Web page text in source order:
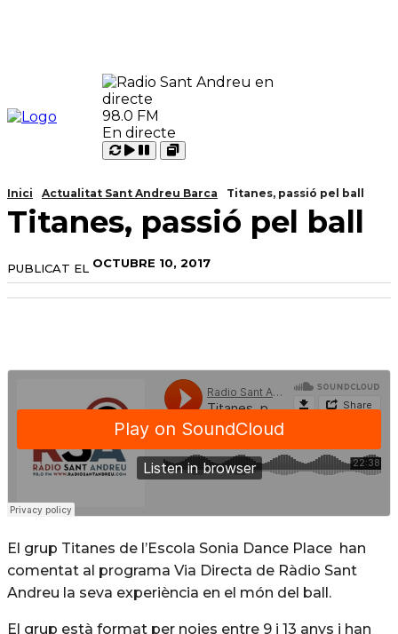
98.0 FM
En directe
Carregant
Reproduir
Pausar
Open
Inici Actualitat Sant Andreu Barca Titanes, passió pel ball
Titanes, passió pel ball
PUBLICAT EL OCTUBRE 10, 2017
El grup Titanes de l’Escola Sonia Dance Place han
comentat al programa Via Directa de Ràdio Sant
Andreu la seva experiència en el món del ball.
El grup està format per noies entre 9 i 13 anys i han